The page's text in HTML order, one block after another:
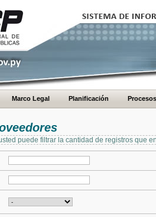
Marco Legal Planificación Procesos
puede filtrar la cantidad de registros que